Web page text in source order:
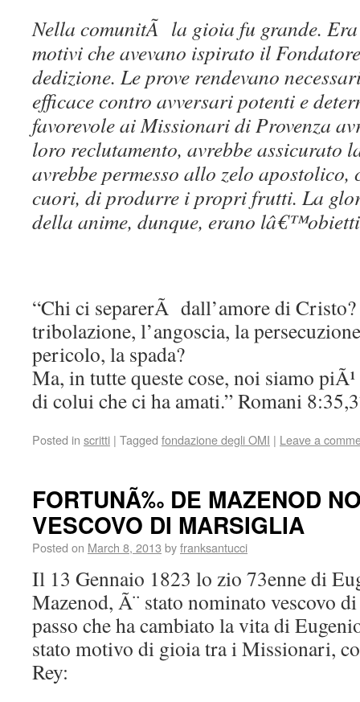
Nella comunitÃ la gioia fu grande.
motivi che avevano ispirato il
dedizione. Le prove rendevano
efficace contro avversari potenti e
favorevole ai Missionari di Provenza
loro reclutamento, avrebbe assicurato
avrebbe permesso allo zelo
cuori, di produrre i propri frutti. La
della anime, dunque, erano
“Chi ci separerÃ dall’amore di
tribolazione, l’angoscia, la
pericolo, la spada?
Ma, in tutte queste cose, noi siamo
di colui che ci ha amati.” Romani
Posted in scritti | Tagged fondazione degli OMI | Leave a
FORTUNÃ‰ DE MAZENOD
VESCOVO DI MARSIGLIA
Posted on March 8, 2013 byfranksantucci
Il 13 Gennaio 1823 lo zio 73enne di
Mazenod, Ã¨ stato nominato vescovo
passo che ha cambiato la vita di
stato motivo di gioia tra i Missionari,
Rey: